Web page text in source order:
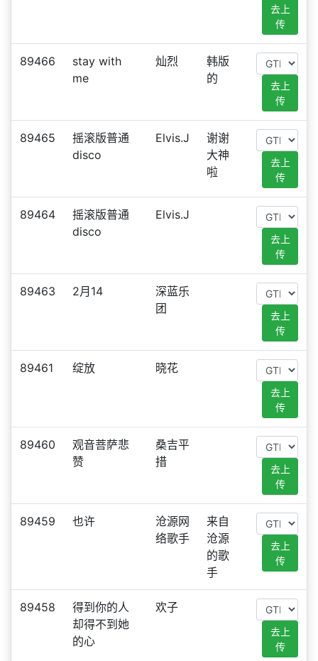
去上
传
89466
stay with
me
灿烈
韩版
的
去上
传
89465
摇滚版普通
disco
Elvis.J
谢谢
大神
啦
去上
传
89464
摇滚版普通
disco
Elvis.J
去上
传
89463 2月14
深蓝乐
团
去上
传
89461 绽放 晓花
去上
传
89460
观音菩萨悲
赞
桑吉平
措
去上
传
89459 也许
沧源网
络歌手
来自
沧源
的歌
手
去上
传
89458
得到你的人
却得不到她
的心
欢子
去上
传